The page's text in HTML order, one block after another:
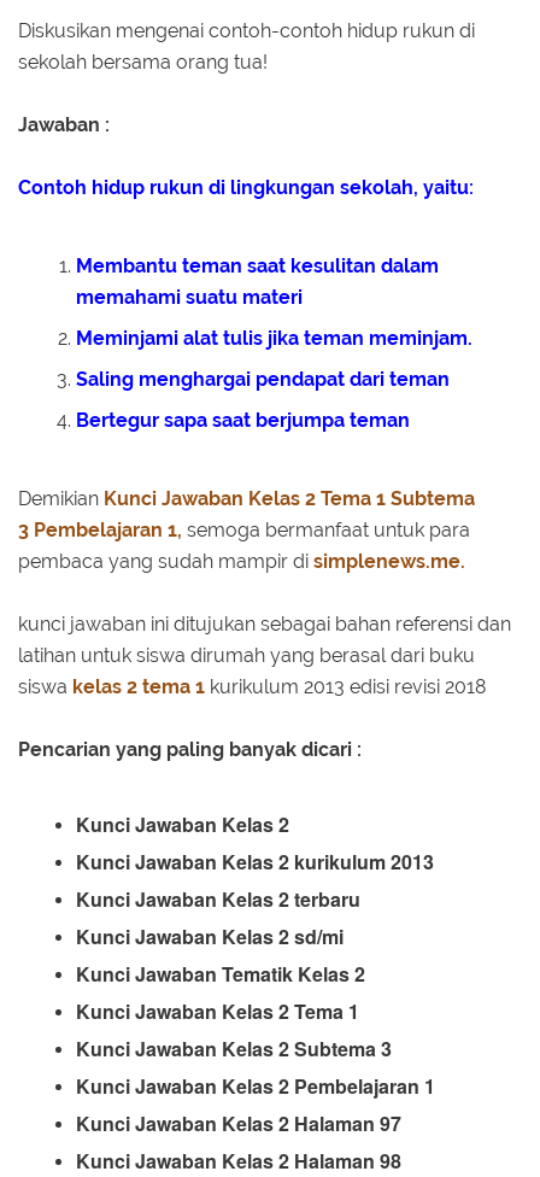
Diskusikan mengenai contoh-contoh hidup rukun di
sekolah bersama orang tua!
Jawaban :
Contoh hidup rukun di lingkungan sekolah, yaitu:
Membantu teman saat kesulitan dalam
memahami suatu materi
Meminjami alat tulis jika teman meminjam.
Saling menghargai pendapat dari teman
Bertegur sapa saat berjumpa teman
Demikian Kunci Jawaban Kelas 2 Tema 1 Subtema
3 Pembelajaran 1, semoga bermanfaat untuk para
pembaca yang sudah mampir di simplenews.me.
kunci jawaban ini ditujukan sebagai bahan referensi dan
latihan untuk siswa dirumah yang berasal dari buku
siswa kelas 2 tema 1 kurikulum 2013 edisi revisi 2018
Pencarian yang paling banyak dicari :
Kunci Jawaban Kelas 2
Kunci Jawaban Kelas 2 kurikulum 2013
Kunci Jawaban Kelas 2 terbaru
Kunci Jawaban Kelas 2 sd/mi
Kunci Jawaban Tematik Kelas 2
Kunci Jawaban Kelas 2 Tema 1
Kunci Jawaban Kelas 2 Subtema 3
Kunci Jawaban Kelas 2 Pembelajaran 1
Kunci Jawaban Kelas 2 Halaman 97
Kunci Jawaban Kelas 2 Halaman 98